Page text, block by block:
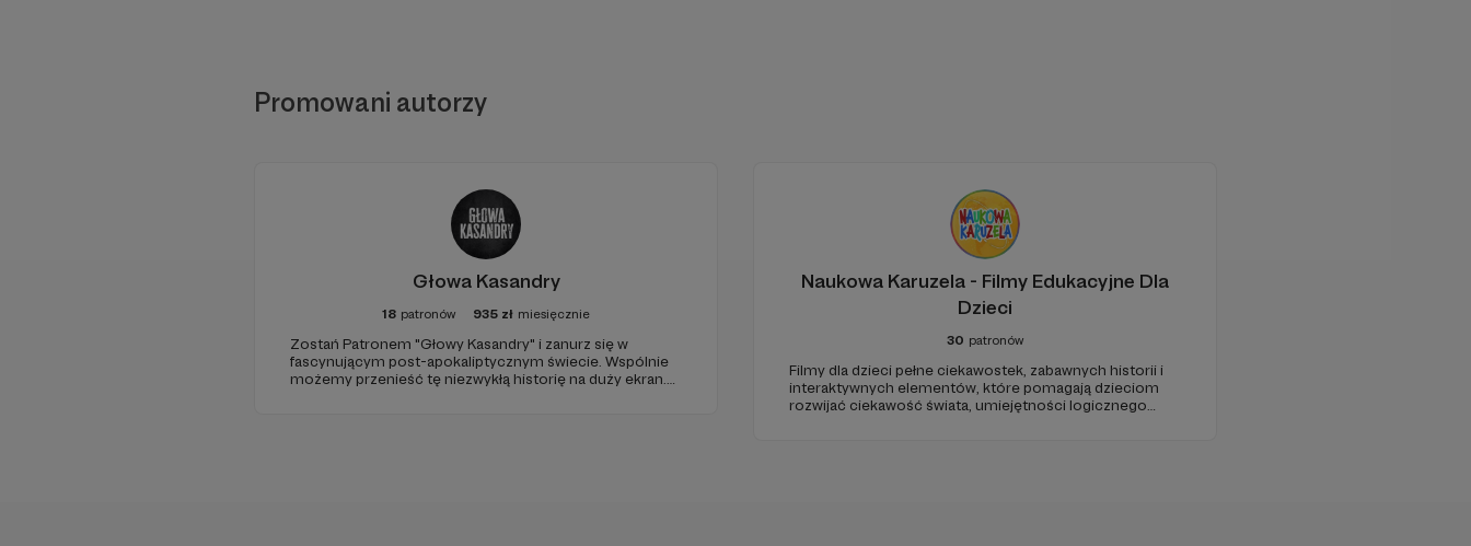
Promowani autorzy
Głowa Kasandry
18 patronów 935 zł miesięcznie
​Zostań Patronem "Głowy Kasandry" i zanurz się w
fascynującym post-apokaliptycznym świecie. Wspólnie
możemy przenieść tę niezwykłą historię na duży ekran.
Naukowa Karuzela - Filmy Edukacyjne Dla
Dzieci
30 patronów
Filmy dla dzieci pełne ciekawostek, zabawnych historii i
interaktywnych elementów, które pomagają dzieciom
rozwijać ciekawość świata, umiejętności logicznego